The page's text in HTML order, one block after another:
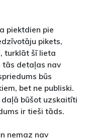
piektdien pie
pikets,
turklāt šī lieta
tās detaļas nav
būs
bet ne publiski.
būšot uzskaitīti
ir tieši tāds.
nemaz nav